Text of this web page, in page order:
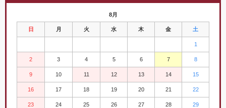
8月
日 月 火 水 木 金 土
1
2 3 4 5 6 7 8
9 10 11 12 13 14 15
16 17 18 19 20 21 22
23 24 25 26 27 28 29